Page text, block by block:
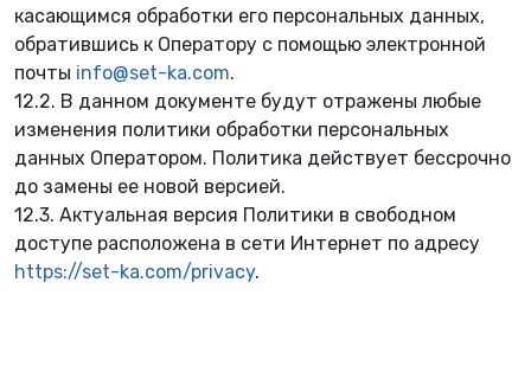
касающимся обработки его персональных данных,
обратившись к Оператору с помощью электронной
почты info@set-ka.com.
12.2. В данном документе будут отражены любые
изменения политики обработки персональных
данных Оператором. Политика действует бессрочно
до замены ее новой версией.
12.3. Актуальная версия Политики в свободном
доступе расположена в сети Интернет по адресу
https://set-ka.com/privacy.